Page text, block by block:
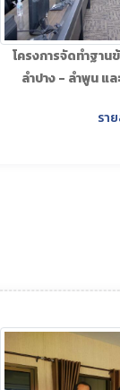
โครงการจัดทำฐา
ลำปาง - ลำพูน แ
รา